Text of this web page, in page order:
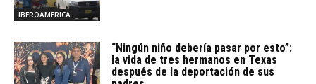
IBEROAMERICA
“Ningún niño debería pasar por esto”:
la vida de tres hermanos en Texas
después de la deportación de sus